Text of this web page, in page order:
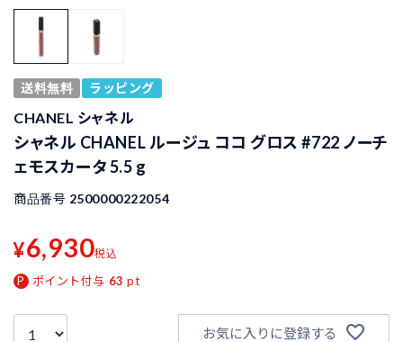
送料無料 ラッピング
CHANEL シャネル
シャネル CHANEL ルージュ ココ グロス #722 ノーチ
ェモスカータ 5.5 g
商品番号 2500000222054
¥6,930税込
ポイント付与 63 pt
お気に入りに登録する